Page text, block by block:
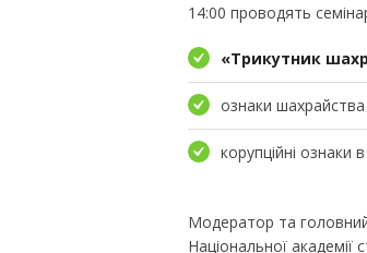
14:00 проводять
«Трикутник
ознаки
корупційні ознаки
Модератор та
Національної академії